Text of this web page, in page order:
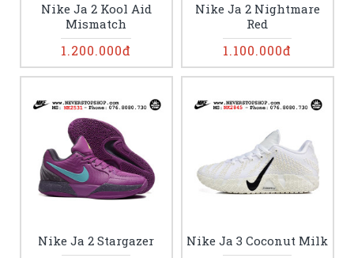
Nike Ja 2 Kool Aid
Mismatch
1.200.000đ
Nike Ja 2 Nightmare
Red
1.100.000đ
Nike Ja 2 Stargazer Nike Ja 3 Coconut Milk